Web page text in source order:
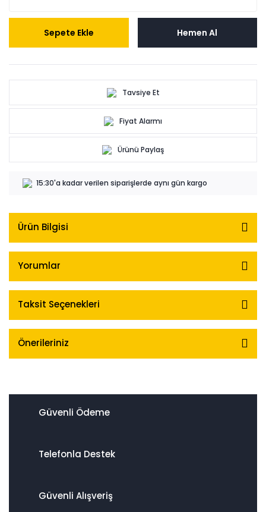
Sepete Ekle Hemen Al
Tavsiye Et
Fiyat Alarmı
Ürünü Paylaş
15:30'a kadar verilen siparişlerde aynı gün kargo
Ürün Bilgisi
Yorumlar
Taksit Seçenekleri
Önerileriniz
Güvenli Ödeme
Telefonla Destek
Güvenli Alışveriş